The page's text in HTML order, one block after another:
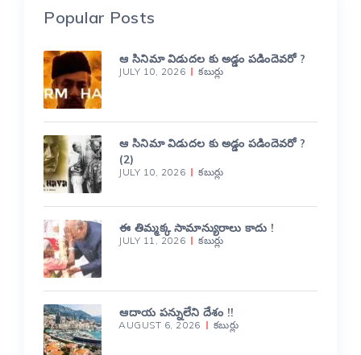
Popular Posts
ఆ సినిమా విడుదల కు అడ్డం పడిందెవరో ?
JULY 10, 2026 కబుర్లు
ఆ సినిమా విడుదల కు అడ్డం పడిందెవరో ?
(2)
JULY 10, 2026 కబుర్లు
ఈ తిమ్మక్క సామాన్యురాలు కాదు !
JULY 11, 2026 కబుర్లు
ఆదాయ పన్నులేని దేశం !!
AUGUST 6, 2026 కబుర్లు